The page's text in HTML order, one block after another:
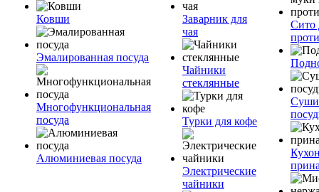
Ковши
Эмалированная посуда
Многофункциональная
посуда
Алюминиевая посуда
Заварник для
чая
Чайники
стеклянные
Турки для кофе
Электрические
чайники
Сито